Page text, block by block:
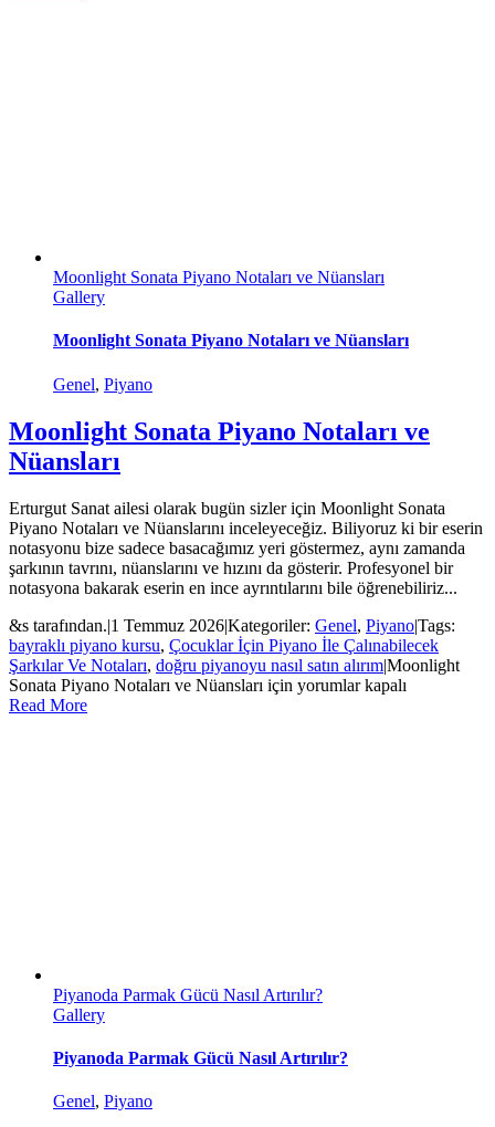
Moonlight Sonata Piyano Notaları ve Nüansları
Gallery
Moonlight Sonata Piyano Notaları ve Nüansları
Genel, Piyano
Moonlight Sonata Piyano Notaları ve
Nüansları
Erturgut Sanat ailesi olarak bugün sizler için Moonlight Sonata
Piyano Notaları ve Nüanslarını inceleyeceğiz. Biliyoruz ki bir eserin
notasyonu bize sadece basacağımız yeri göstermez, aynı zamanda
şarkının tavrını, nüanslarını ve hızını da gösterir. Profesyonel bir
notasyona bakarak eserin en ince ayrıntılarını bile öğrenebiliriz...
&s tarafından.|1 Temmuz 2026|Kategoriler: Genel, Piyano|Tags:
bayraklı piyano kursu, Çocuklar İçin Piyano İle Çalınabilecek
Şarkılar Ve Notaları, doğru piyanoyu nasıl satın alırım|Moonlight
Sonata Piyano Notaları ve Nüansları için yorumlar kapalı
Read More
Piyanoda Parmak Gücü Nasıl Artırılır?
Gallery
Piyanoda Parmak Gücü Nasıl Artırılır?
Genel, Piyano